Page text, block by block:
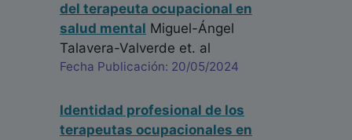
del terapeuta ocupacional en
salud mental Miguel-Ángel
Talavera-Valverde et. al
Fecha Publicación: 20/05/2024
Identidad profesional de los
terapeutas ocupacionales en